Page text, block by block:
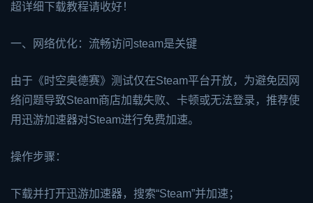
超详细下载教程请收好！
一、网络优化：流畅访问 steam是关键
由于《时空奥德赛》测试仅在Steam平台开放，为避免因网
络问题导致Steam商店加载失败、卡顿或无法登录，推荐使
用迅游加速器对Steam进行免费加速。
操作步骤：
下载并打开迅游加速器，搜索“Steam”并加速；